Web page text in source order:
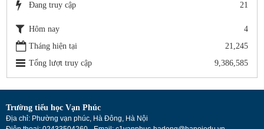
Đang truy cập 21
Hôm nay
4
Tháng hiện tại
21,245
Tổng lượt truy cập
9,386,585
Trường tiểu học Vạn Phúc
Địa chỉ: Phường vạn phúc, Hà Đông, Hà Nội